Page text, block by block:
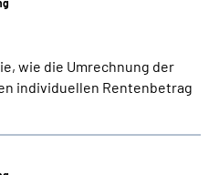
wie die Umrechnung der
individuellen Rentenbetrag